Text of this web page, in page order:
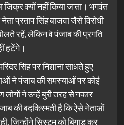
जिक्र क्यों नहीं किया जाता। भगवंत
प्रताप सिंह बाजवा जैसे विरोधी
रहें, लेकिन वे पंजाब की प्रगति
हटेंगे।
सिंह पर निशाना साधते हुए
ने पंजाब की समस्याओं पर कोई
लोगों ने उन्हें बुरी तरह से नकार
की बदकिस्मती है कि ऐसे नेताओं
जिन्होंने सिस्टम को बिगाड़ कर